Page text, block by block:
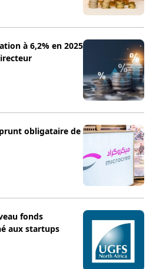
à 6,2% en 2025
obligataire de
fonds
aux startups